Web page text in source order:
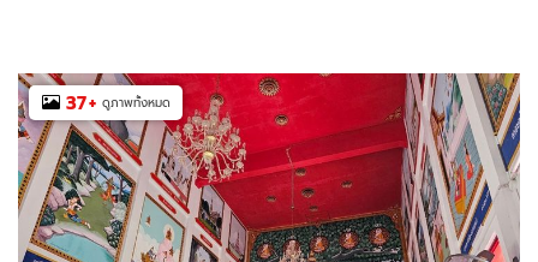
37+ ดูภาพทั้งหมด